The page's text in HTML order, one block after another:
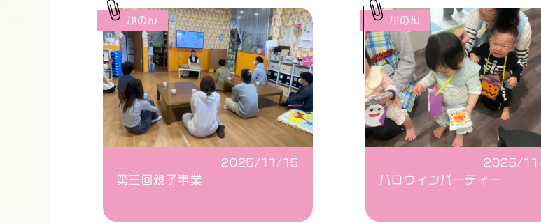
2025/11/15
第三回親子事業
かのん
2025/
ハロウィンパーティー
かのん